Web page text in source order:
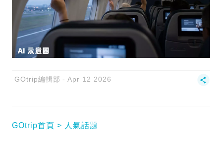
GOtrip編輯部 Apr 12 2026
GOtrip首頁 人氣話題